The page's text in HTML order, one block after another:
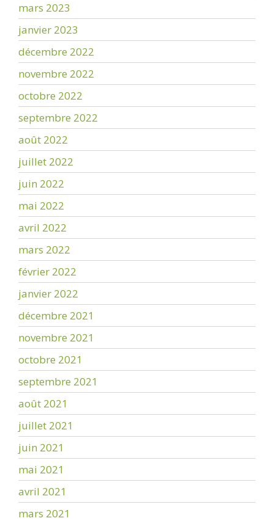
mars 2023
janvier 2023
décembre 2022
novembre 2022
octobre 2022
septembre 2022
août 2022
juillet 2022
juin 2022
mai 2022
avril 2022
mars 2022
février 2022
janvier 2022
décembre 2021
novembre 2021
octobre 2021
septembre 2021
août 2021
juillet 2021
juin 2021
mai 2021
avril 2021
mars 2021